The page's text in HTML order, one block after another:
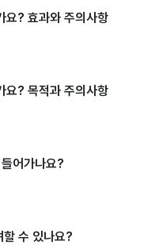
요? 효과와 주의사항
요? 목적과 주의사항
어가나요?
할 수 있나요?